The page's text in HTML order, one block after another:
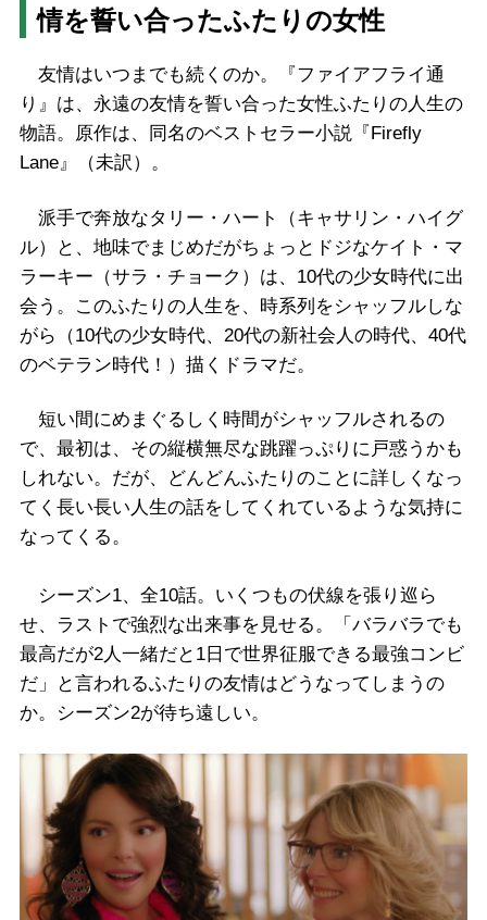
情を誓い合ったふたりの女性
友情はいつまでも続くのか。『ファイアフライ通
り』は、永遠の友情を誓い合った女性ふたりの人生の
物語。原作は、同名のベストセラー小説『Firefly
Lane』（未訳）。
派手で奔放なタリー・ハート（キャサリン・ハイグ
ル）と、地味でまじめだがちょっとドジなケイト・マ
ラーキー（サラ・チョーク）は、10代の少女時代に出
会う。このふたりの人生を、時系列をシャッフルしな
がら（10代の少女時代、20代の新社会人の時代、40代
のベテラン時代！）描くドラマだ。
短い間にめまぐるしく時間がシャッフルされるの
で、最初は、その縦横無尽な跳躍っぷりに戸惑うかも
しれない。だが、どんどんふたりのことに詳しくなっ
てく長い長い人生の話をしてくれているような気持に
なってくる。
シーズン1、全10話。いくつもの伏線を張り巡ら
せ、ラストで強烈な出来事を見せる。「バラバラでも
最高だが2人一緒だと1日で世界征服できる最強コンビ
だ」と言われるふたりの友情はどうなってしまうの
か。シーズン2が待ち遠しい。